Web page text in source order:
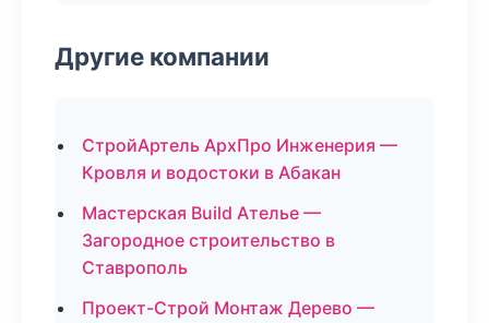
Другие компании
СтройАртель АрхПро Инженерия —
Кровля и водостоки в Абакан
Мастерская Build Ателье —
Загородное строительство в
Ставрополь
Проект-Строй Монтаж Дерево —